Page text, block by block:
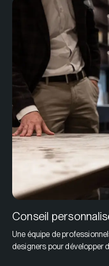
Conseil
Une équipe de
designers pour développer